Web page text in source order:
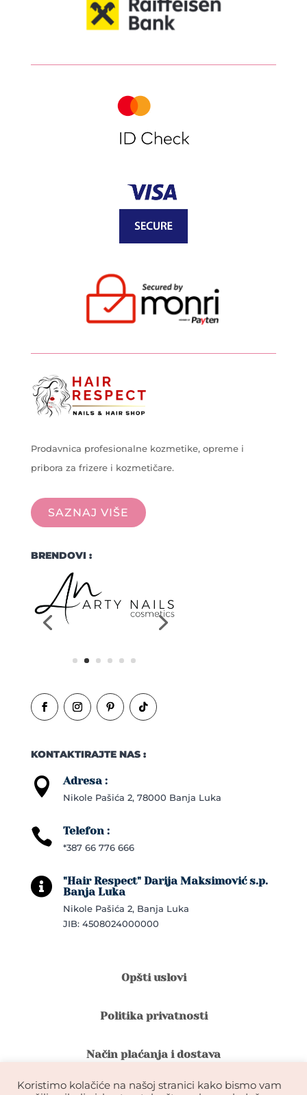
Prodavnica profesionalne kozmetike, opreme i
pribora za frizere i kozmetičare.
SAZNAJ VIŠE
BRENDOVI :
KONTAKTIRAJTE NAS :
 Adresa :
Nikole Pašića 2, 78000 Banja Luka
 Telefon :
*387 66 776 666

"Hair Respect" Darija Maksimović s.p.
Banja Luka
Nikole Pašića 2, Banja Luka
JIB: 4508024000000
Opšti uslovi
Politika privatnosti
Način plaćanja i dostava
Koristimo kolačiće na našoj stranici kako bismo vam